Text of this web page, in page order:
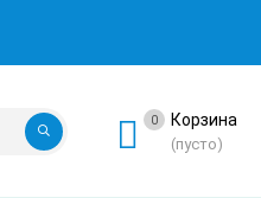
0 Корзина
(пусто)